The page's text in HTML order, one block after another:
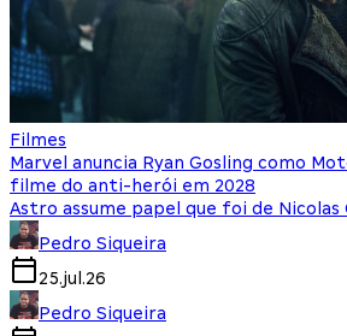
Filmes
Marvel anuncia Ryan Gosling como
filme do anti-herói em 2028
Astro assume papel que foi de Nicolas
Pedro Siqueira
25.jul.26
Pedro Siqueira